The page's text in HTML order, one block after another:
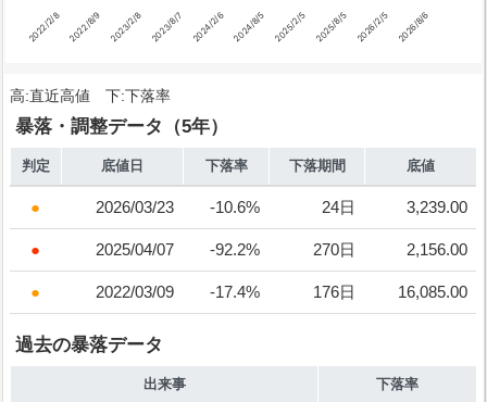
2022/2/8 2022/8/9 2023/2/8 2023/8/7 2024/2/6 2024/8/5 2025/2/5 2025/8/5 2026/2/5 2026/8/6
高:直近高値 下:下落率
暴落・調整データ（5年）
判定 底値日 下落率 下落期間 底値
2026/03/23 -10.6% 24日 3,239.00
2025/04/07 -92.2% 270日 2,156.00
2022/03/09 -17.4% 176日 16,085.00
過去の暴落データ
出来事 下落率